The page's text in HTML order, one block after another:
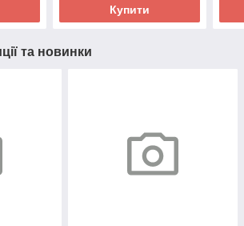
Купити
та новинки